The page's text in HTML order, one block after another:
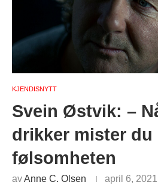
KJENDISNYTT
Svein Østvik: –
drikker mister du
følsomheten
avAnne C. Olsen april 6, 2021